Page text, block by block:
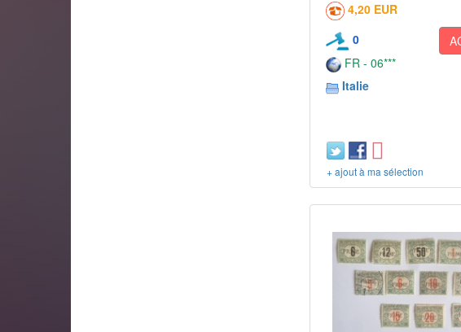
4,20 EUR
0
FR - 06***
Italie
+ ajout à ma sélection